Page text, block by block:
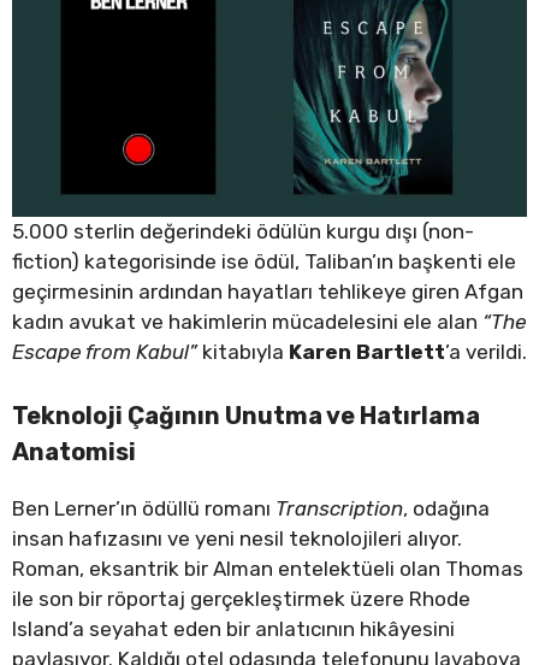
5.000 sterlin değerindeki ödülün kurgu dışı (non-
fiction) kategorisinde ise ödül, Taliban’ın başkenti ele
geçirmesinin ardından hayatları tehlikeye giren Afgan
kadın avukat ve hakimlerin mücadelesini ele alan “The
Escape from Kabul”kitabıyla Karen Bartlett’a verildi.
Teknoloji Çağının Unutma ve Hatırlama
Anatomisi
Ben Lerner’ın ödüllü romanı Transcription, odağına
insan hafızasını ve yeni nesil teknolojileri alıyor.
Roman, eksantrik bir Alman entelektüeli olan Thomas
ile son bir röportaj gerçekleştirmek üzere Rhode
Island’a seyahat eden bir anlatıcının hikâyesini
paylaşıyor. Kaldığı otel odasında telefonunu lavaboya